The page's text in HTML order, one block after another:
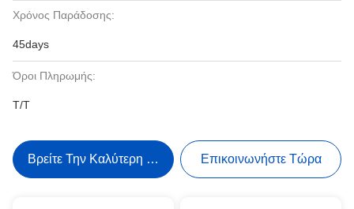
Χρόνος Παράδοσης:
45days
Όροι Πληρωμής:
T/T
Βρείτε Την Καλύτερη Τιμή Επικοινωνήστε Τώρα